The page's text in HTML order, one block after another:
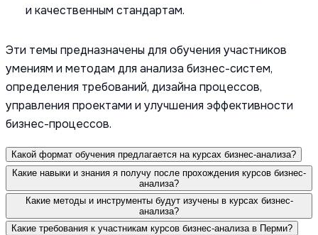
и качественным стандартам.
Эти темы предназначены для обучения участников
умениям и методам для анализа бизнес-систем,
определения требований, дизайна процессов,
управления проектами и улучшения эффективности
бизнес-процессов.
Какой формат обучения предлагается на курсах бизнес-анализа?
Какие навыки и знания я получу после прохождения курсов бизнес-
анализа?
Какие методы и инструменты будут изучены в курсах бизнес-
анализа?
Какие требования к участникам курсов бизнес-анализа в Перми?